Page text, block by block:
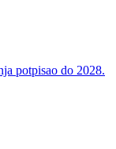
sudija nećemo